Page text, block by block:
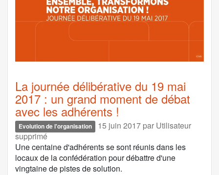
La journée délibérative du 19 mai
2017 : un grand moment de débat
avec les adhérents !
Evolution de l'organisation 15 juin 2017 par Utilisateur
supprimé
Une centaine d'adhérents se sont réunis dans les
locaux de la confédération pour débattre d'une
vingtaine de pistes de solution.